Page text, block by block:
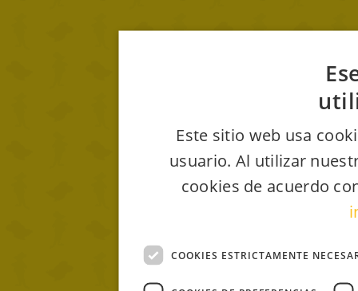
Este sitio web usa
usuario. Al utilizar
cookies de acuerdo
COOKIES ESTRICTAMENTE